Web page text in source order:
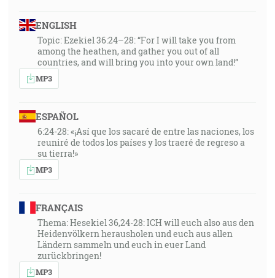
ENGLISH
Topic: Ezekiel 36:24–28: “For I will take you from
among the heathen, and gather you out of all
countries, and will bring you into your own land!”
MP3
ESPAÑOL
6:24-28: «¡Así que los sacaré de entre las naciones, los
reuniré de todos los países y los traeré de regreso a
su tierra!»
MP3
FRANÇAIS
Thema: Hesekiel 36,24-28: ICH will euch also aus den
Heidenvölkern herausholen und euch aus allen
Ländern sammeln und euch in euer Land
zurückbringen!
MP3